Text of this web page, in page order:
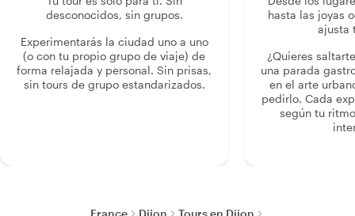
desconocidos, sin grupos.
Experimentarás la ciudad uno a uno
(o con tu propio grupo de viaje) de
forma relajada y personal. Sin prisas,
sin tours de grupo estandarizados.
hasta las joyas
ajusta
¿Quieres
una parada
en el arte
pedirlo. Cada
según tu
France Dijon
Tours en Dijon